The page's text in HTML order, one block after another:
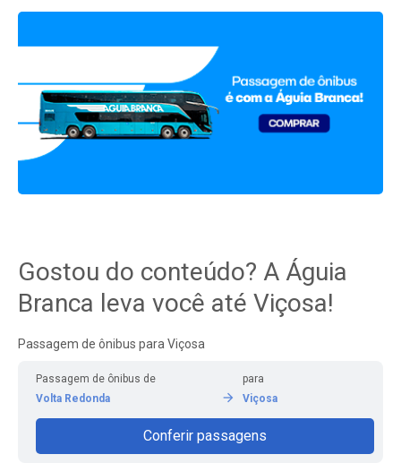
Gostou do conteúdo? A Águia
Branca leva você até Viçosa!
Passagem de ônibus para Viçosa
Passagem de ônibus de
Volta Redonda
para
Viçosa
Conferir passagens